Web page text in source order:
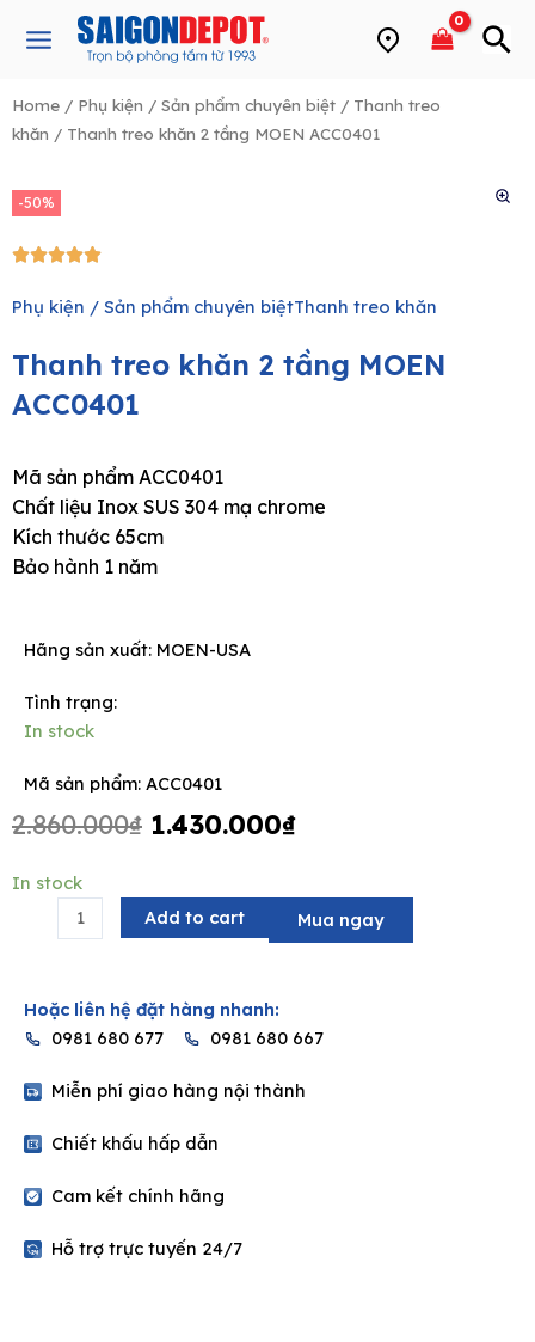
Main
Home / Phụ kiện / Sản phẩm chuyên biệt / Thanh treo
khăn / Thanh treo khăn 2 tầng MOEN ACC0401
-50%
5/5
Phụ kiện / Sản phẩm chuyên biệtThanh treo khăn
Thanh treo khăn 2 tầng MOEN
ACC0401
Mã sản phẩm ACC0401
Chất liệu Inox SUS 304 mạ chrome
Kích thước 65cm
Bảo hành 1 năm
Hãng sản xuất: MOEN-USA
Tình trạng:
In stock
Mã sản phẩm: ACC0401
2.860.000₫ Original
2.860.000₫.
1.430.000₫Current
1.430.000₫.
In stock
Thanh
MOEN
ACC0401
quantity
Add to cart Mua ngay
Hoặc liên hệ đặt hàng nhanh:
0981 680 677
0981 680 667
Miễn phí giao hàng nội thành
Chiết khấu hấp dẫn
Cam kết chính hãng
Hỗ trợ trực tuyến 24/7